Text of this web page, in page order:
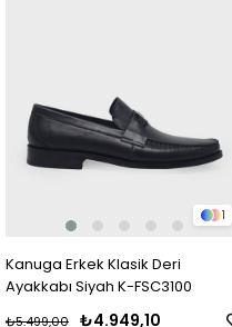
1
Kanuga Erkek Klasik Deri
Ayakkabı Siyah K-FSC3100
₺4.949,10
₺5.499,00